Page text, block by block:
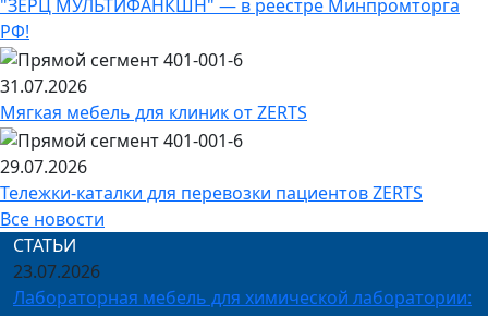
"ЗЕРЦ МУЛЬТИФАНКШН" — в реестре Минпромторга
РФ!
31.07.2026
Мягкая мебель для клиник от ZERTS
29.07.2026
Тележки-каталки для перевозки пациентов ZERTS
Все новости
СТАТЬИ
23.07.2026
Лабораторная мебель для химической лаборатории: